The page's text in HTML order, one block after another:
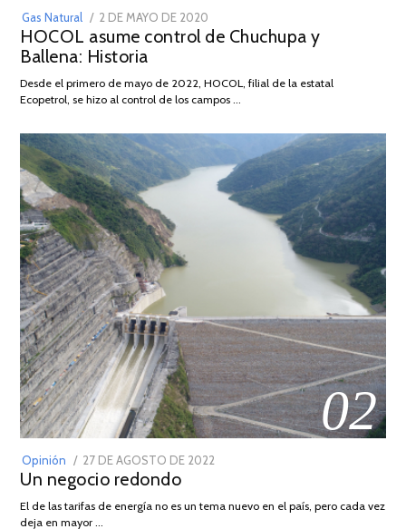
Gas Natural
POSTED
ON
2 DE MAYO DE 2020
DE
2026
HOCOL asume control de Chuchupa y
Ballena: Historia
Desde el primero de mayo de 2022, HOCOL, filial de la estatal
Ecopetrol, se hizo al control de los campos …
02
Opinión
POSTED
ON
27 DE AGOSTO DE 2022
DE
Un negocio redondo
El de las tarifas de energía no es un tema nuevo en el país, pero cada vez
deja en mayor …